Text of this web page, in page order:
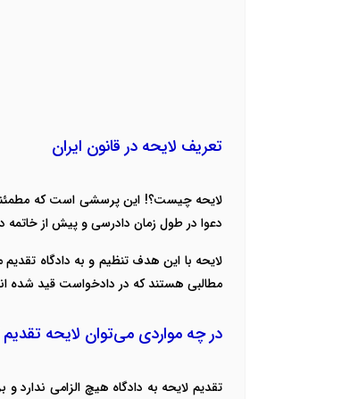
تعریف لایحه در قانون ایران
لایحه چیست؟! این پرسشی است که مطمئنا
دعوا در طول زمان دادرسی و پیش از خاتمه
لایحه با این هدف تنظیم و به دادگاه
مطالبی هستند که در دادخواست قید شده
در چه مواردی می‌توان لایحه تقدیم
تقدیم لایحه به دادگاه هیچ الزامی